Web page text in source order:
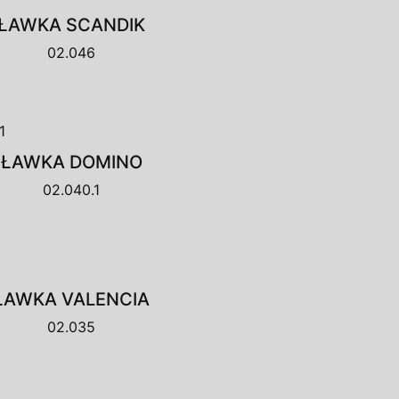
SCANDIK
02.046
ŁAWKA DOMINO
02.040.1
VALENCIA
02.035